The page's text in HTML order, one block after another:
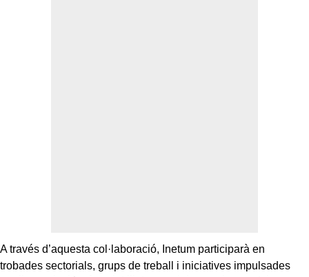
A través d’aquesta col·laboració, Inetum participarà en
trobades sectorials, grups de treball i iniciatives impulsades